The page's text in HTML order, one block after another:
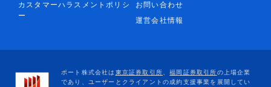
カスタマーハラスメントポリシ
ー
お問い合わせ
運営会社情報